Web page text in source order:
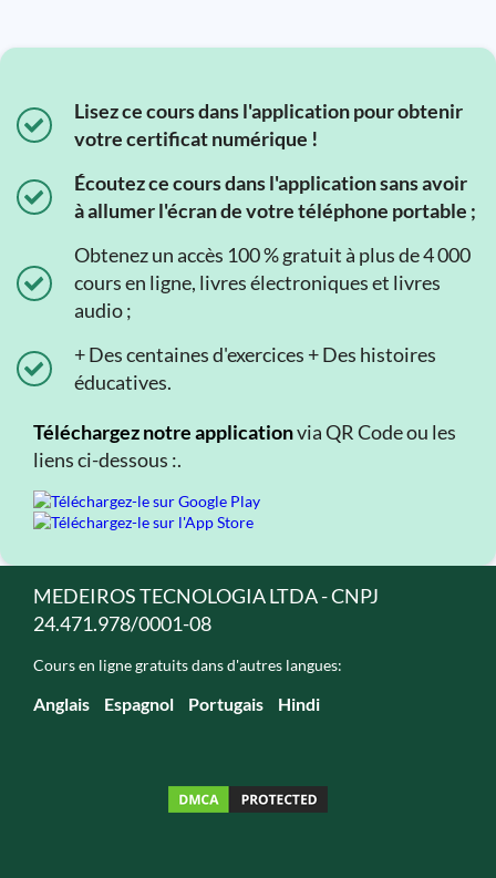
Lisez ce cours dans l'application pour obtenir
votre certificat numérique !
Écoutez ce cours dans l'application sans avoir
à allumer l'écran de votre téléphone portable ;
Obtenez un accès 100 % gratuit à plus de 4 000
cours en ligne, livres électroniques et livres
audio ;
+ Des centaines d'exercices + Des histoires
éducatives.
Téléchargez notre applicationvia QR Code ou les
liens ci-dessous :.
MEDEIROS TECNOLOGIA LTDA - CNPJ
24.471.978/0001-08
Cours en ligne gratuits dans d'autres langues:
Anglais Espagnol Portugais Hindi